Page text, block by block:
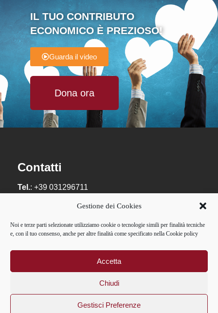
Gestione dei Cookies
Noi e terze parti selezionate utilizziamo cookie o tecnologie simili per finalità tecniche
e, con il tuo consenso, anche per altre finalità come specificato nella Cookie policy
Accetta
Chiudi
Gestisci Preferenze
IL TUO CONTRIBUTO
ECONOMICO È PREZIOSO!
Guarda il video
Dona ora
Contatti
Tel.: +39 031296711
info@guanellacomo.it
Privacy:
privacy@guanellacomo.it
Casa Divina Provvidenza – Opera don Guanella